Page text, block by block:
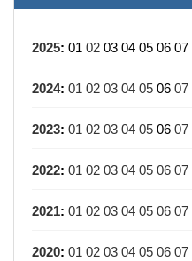
2025: 01 02 03 04 05 06 07
2024: 01 02 03 04 05 06 07
2023: 01 02 03 04 05 06 07
2022: 01 02 03 04 05 06 07
2021: 01 02 03 04 05 06 07
2020: 01 02 03 04 05 06 07